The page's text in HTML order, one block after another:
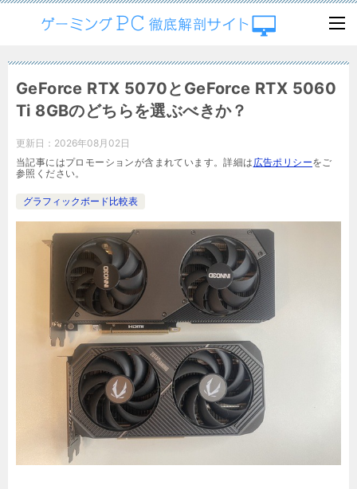
GeForce RTX 5070とGeForce RTX 5060
Ti 8GBのどちらを選ぶべきか？
更新日： 2026年08月02日
当記事にはプロモーションが含まれています。詳細は 広告ポリシーをご
参照ください。
グラフィックボード比較表